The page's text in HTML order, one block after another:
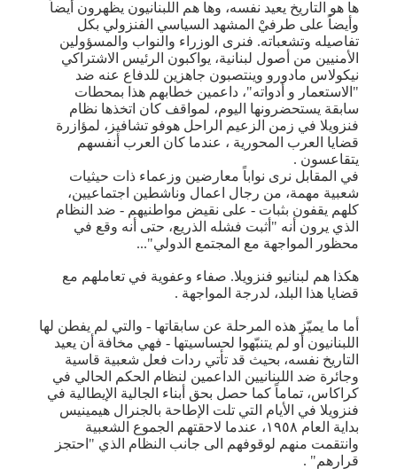
ها هو التاريخ يعيد نفسه، وها هم اللبنانيون يظهرون أيضاً
وأيضاً على طرفيْ المشهد السياسي الفنزولي بكل
تفاصيله وتشعباته. فنرى الوزراء والنواب والمسؤولين
الأمنيين من أصول لبنانية، يواكبون الرئيس الاشتراكي
نيكولاس مادورو وينتصبون جاهزين للدفاع عنه ضد
"الاستعمار و أدواته"، داعمين خطابهم هذا بمحطات
سابقة يستحضرونها اليوم، لمواقف كان اتخذها نظام
فنزويلا في زمن الزعيم الراحل هوفو تشافيز، لمؤازرة
قضايا العرب المحورية ، عندما كان العرب أنفسهم
يتقاعسون .
في المقابل نرى نواباً معارضين وزعماء ذات حيثيات
شعبية مهمة، من رجال اعمال وناشطين اجتماعيين،
كلهم يقفون بثبات - على نقيض مواطنيهم - ضد النظام
الذي يرون أنه "أثبت فشله الذريع، حتى أنه وقع في
محظور المواجهة مع المجتمع الدولي"...
هكذا هم لبنانيو فنزويلا. صفاء وعفوية في تعاملهم مع
قضايا هذا البلد، لدرجة المواجهة .
أما ما يميّز هذه المرحلة عن سابقاتها - والتي لم يفطن لها
اللبنانيون أو لم يتنبّهوا لحساسيتها - فهي مخافة أن يعيد
التاريخ نفسه، بحيث قد تأتي ردات فعل شعبية قاسية
وجائرة ضد اللبنانيين الداعمين لنظام الحكم الحالي في
كراكاس، تماماً كما حصل بحق أبناء الجالية الإيطالية في
فنزويلا في الأيام التي تلت الإطاحة بالجنرال هيمينيس
بداية العام ١٩٥٨، عندما لاحقتهم الجموع الشعبية
وانتقمت منهم لوقوفهم الى جانب النظام الذي "احتجز
قرارهم" .